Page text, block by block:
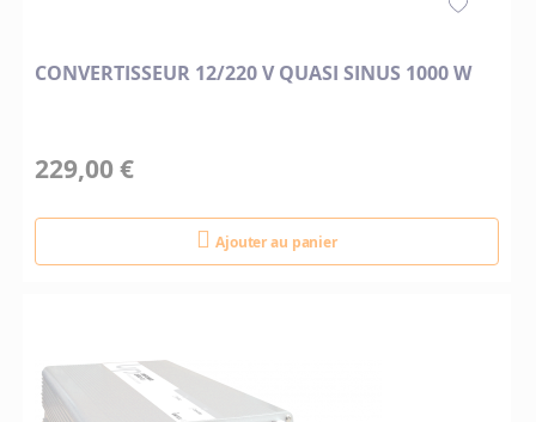
CONVERTISSEUR 12/220 V QUASI SINUS 1000 W
229,00 €
Ajouter au panier